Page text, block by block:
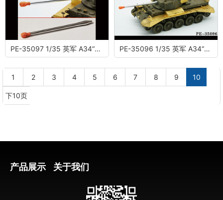
PE-35097 1/35 英军 A34“彗星”巡洋坦克 77mm反坦克炮 PE-35096 1/35 英军 A34“彗星”巡洋坦克 (配田宫35380)
1 2 3 4 5 6 7 8 9 10
下10页
产品展示 关于我们